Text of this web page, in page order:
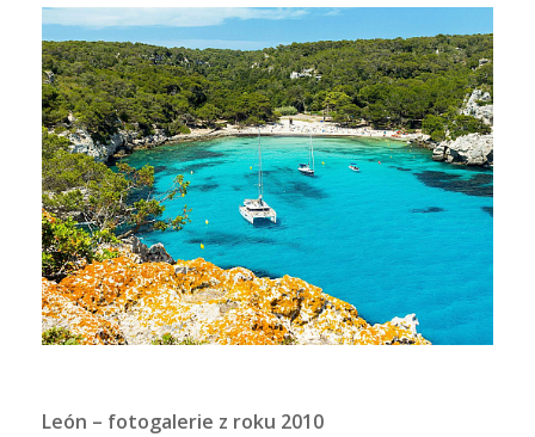
León – fotogalerie z roku 2010